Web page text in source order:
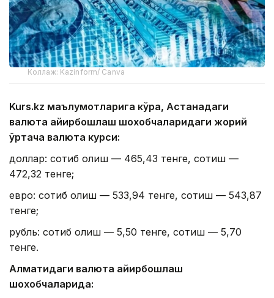
Коллаж: Kazinform/ Canva
Kurs.kz маълумотларига кўра, Астанадаги
валюта айирбошлаш шохобчаларидаги жорий
ўртача валюта курси:
доллар: сотиб олиш — 465,43 тенге, сотиш —
472,32 тенге;
евро: сотиб олиш — 533,94 тенге, сотиш — 543,87
тенге;
рубль: сотиб олиш — 5,50 тенге, сотиш — 5,70
тенге.
Алматидаги валюта айирбошлаш
шохобчаларида: